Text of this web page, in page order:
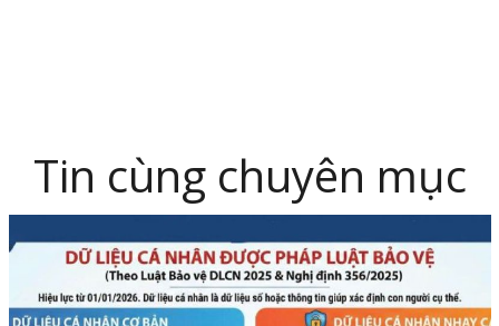
Tin cùng chuyên mục